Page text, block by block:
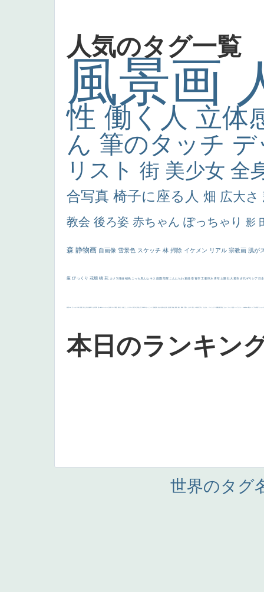
人気のタグ一覧
風景画
性 働く人 立体
ん 筆のタッチ
リスト 街 美少女 全
合写真 椅子に座る人 畑 広大さ
教会 後ろ姿 赤ちゃん ぽっちゃり 影
森 静物画 自画像 雪景色 スケッチ 林 掃除 イケメン リアル 宗教画 肌が
厳 びっくり 花畑 橋 花 カメラ目線 補色 こっち見んな キス 庭園 部屋 こんにちわ 素描 塔 青空 工場 巨木 青年 太陽 壮大 着衣 古代ギリシア 日
画質 last ヴィーナス 剣 白人少女 食事中 山本芳翠 麦 alciato ハーレム 女神 ローマ教皇 奥行き 火起こし シスター 東方の三博士 114514 かっこいい 受胎告知 天から覗き込む顔 設計図 挿絵 群衆 親子 裸婦 可愛い ピサロ ＃名画で学ぶ「たるみ」 ニーソックス 躍動感 黄色 こわい コート 畦道 レンブラント・ sekkusu 暖かい バブみ 靴下 ショッ
本日のランキン
世界のタグ